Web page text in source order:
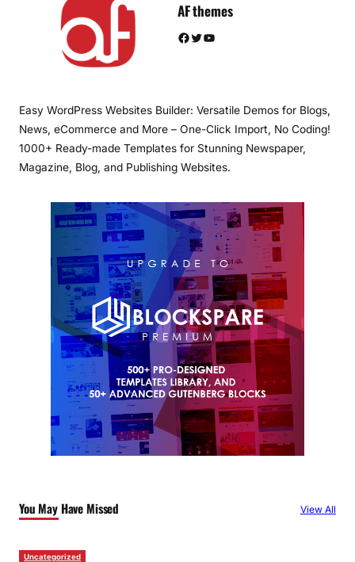
AF themes
Facebook Twitter YouTube
Easy WordPress Websites Builder: Versatile Demos for Blogs,
News, eCommerce and More – One-Click Import, No Coding!
1000+ Ready-made Templates for Stunning Newspaper,
Magazine, Blog, and Publishing Websites.
You May Have Missed View All
Uncategorized